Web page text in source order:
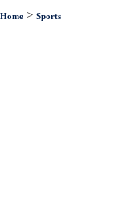
Home > Sports